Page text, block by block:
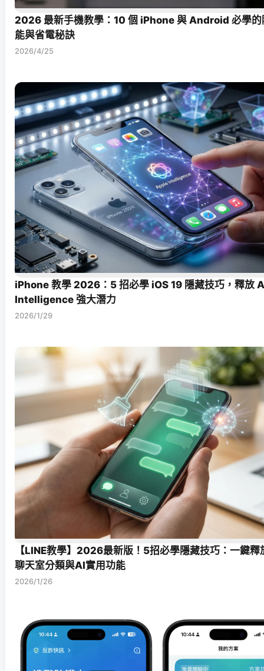
2026 最新手機教學：10 個 iPhone 與 Android 必學的
能與省電秘訣
2026/4/25
iPhone 教學 2026：5 招必學 iOS 19 隱藏技巧，釋放
Intelligence 強大潛力
2026/1/29
【LINE教學】2026最新版！5招必學隱藏技巧：一鍵釋
聊天室分類與AI實用功能
2026/1/26